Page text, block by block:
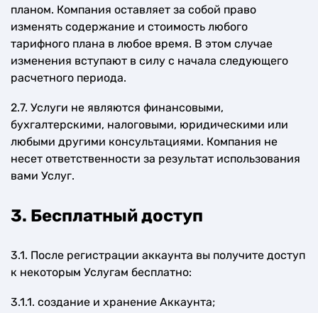
планом. Компания оставляет за собой право
изменять содержание и стоимость любого
тарифного плана в любое время. В этом случае
изменения вступают в силу с начала следующего
расчетного периода.
2.7. Услуги не являются финансовыми,
бухгалтерскими, налоговыми, юридическими или
любыми другими консультациями. Компания не
несет ответственности за результат использования
вами Услуг.
3. Бесплатный доступ
3.1. После регистрации аккаунта вы получите доступ
к некоторым Услугам бесплатно:
3.1.1. создание и хранение Аккаунта;